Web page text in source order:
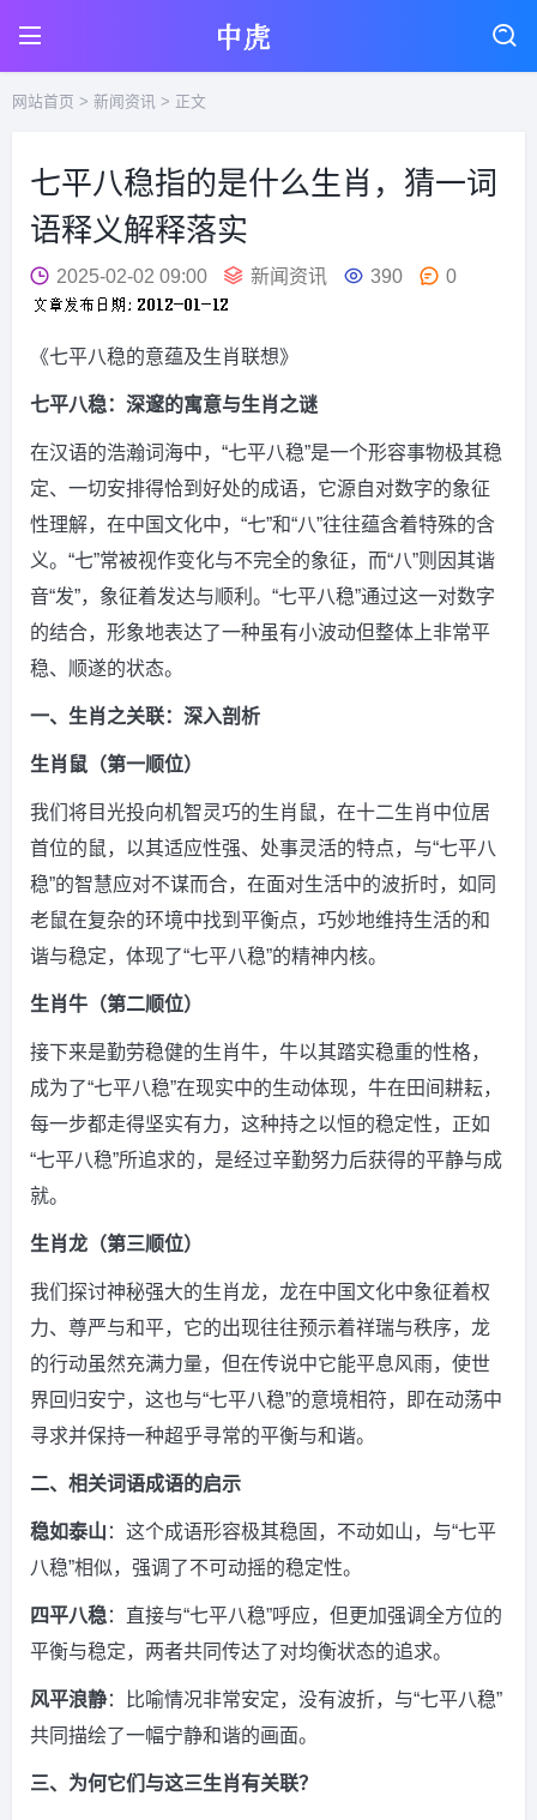
网站首页 > 新闻资讯 > 正文
七平八稳指的是什么生肖，猜一词
语释义解释落实
2025-02-02 09:00 新闻资讯 390 0
《七平八稳的意蕴及生肖联想》
七平八稳：深邃的寓意与生肖之谜
在汉语的浩瀚词海中，“七平八稳”是一个形容事物极其稳
定、一切安排得恰到好处的成语，它源自对数字的象征
性理解，在中国文化中，“七”和“八”往往蕴含着特殊的含
义。“七”常被视作变化与不完全的象征，而“八”则因其谐
音“发”，象征着发达与顺利。“七平八稳”通过这一对数字
的结合，形象地表达了一种虽有小波动但整体上非常平
稳、顺遂的状态。
一、生肖之关联：深入剖析
生肖鼠（第一顺位）
我们将目光投向机智灵巧的生肖鼠，在十二生肖中位居
首位的鼠，以其适应性强、处事灵活的特点，与“七平八
稳”的智慧应对不谋而合，在面对生活中的波折时，如同
老鼠在复杂的环境中找到平衡点，巧妙地维持生活的和
谐与稳定，体现了“七平八稳”的精神内核。
生肖牛（第二顺位）
接下来是勤劳稳健的生肖牛，牛以其踏实稳重的性格，
成为了“七平八稳”在现实中的生动体现，牛在田间耕耘，
每一步都走得坚实有力，这种持之以恒的稳定性，正如
“七平八稳”所追求的，是经过辛勤努力后获得的平静与成
就。
生肖龙（第三顺位）
我们探讨神秘强大的生肖龙，龙在中国文化中象征着权
力、尊严与和平，它的出现往往预示着祥瑞与秩序，龙
的行动虽然充满力量，但在传说中它能平息风雨，使世
界回归安宁，这也与“七平八稳”的意境相符，即在动荡中
寻求并保持一种超乎寻常的平衡与和谐。
二、相关词语成语的启示
稳如泰山 ：这个成语形容极其稳固，不动如山，与“七平
八稳”相似，强调了不可动摇的稳定性。
四平八稳：直接与“七平八稳”呼应，但更加强调全方位的
平衡与稳定，两者共同传达了对均衡状态的追求。
风平浪静：比喻情况非常安定，没有波折，与“七平八稳”
共同描绘了一幅宁静和谐的画面。
三、为何它们与这三生肖有关联？